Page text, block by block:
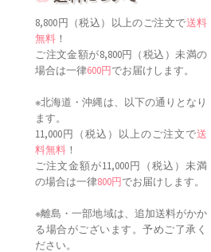
8,800円（税込）以上のご注文で送料
無料 ！
ご注文金額が8,800円（税込）未満の
場合は一律600円でお届けします。
※北海道・沖縄は、以下の通りとなり
ます。
11,000円（税込）以上のご注文で送
料無料 ！
ご注文金額が11,000円（税込）未満
の場合は一律800円でお届けします。
※離島・一部地域は、追加送料がかか
る場合がございます。予めご了承く
ださい。